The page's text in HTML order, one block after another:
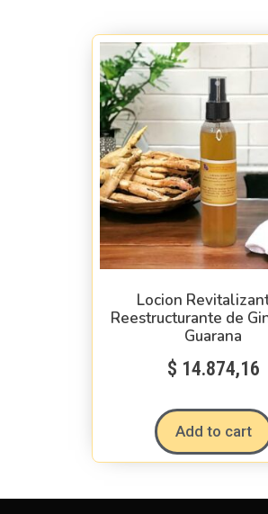
Locion
Reestructurante de
Guarana
$ 14.874,16
Add to cart